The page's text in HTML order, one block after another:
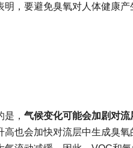
明，要避免臭氧对人体健康
， 气候变化可能会加剧对
高也会加快对流层中生成臭